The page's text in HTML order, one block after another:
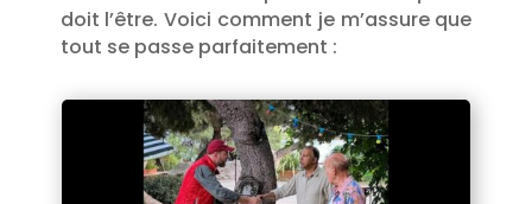
doit l’être. Voici comment je m’assure que
tout se passe parfaitement :